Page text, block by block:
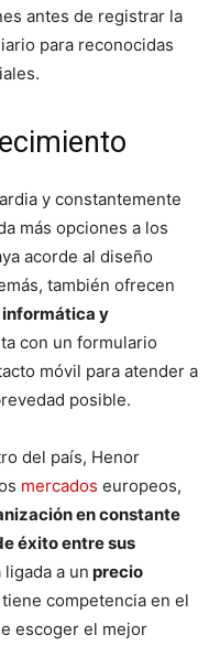
antes de registrar la
para reconocidas
y constantemente
más opciones a los
acorde al diseño
también ofrecen
informática y
con un formulario
móvil para atender a
posible.
del país, Henor
mercados europeos,
en constante
éxito entre sus
a un precio
competencia en el
escoger el mejor